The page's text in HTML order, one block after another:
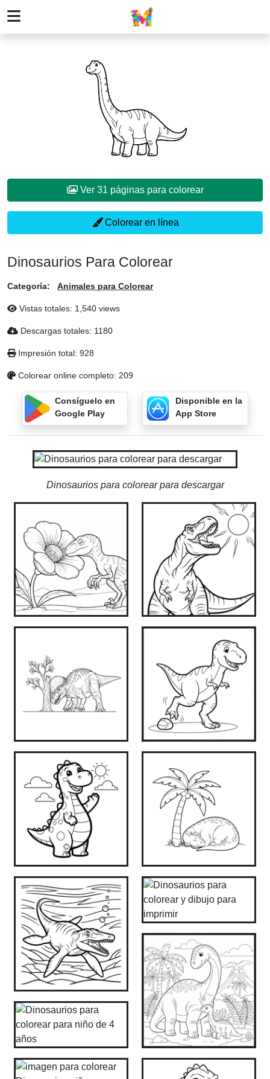
Ver 31 páginas para colorear
Colorear en línea
Dinosaurios Para Colorear
Categoría: Animales para Colorear
Vistas totales: 1,540 views
Descargas totales: 1180
Impresión total: 928
Colorear online completo: 209
Consíguelo en
Google Play
Disponible en la
App Store
Dinosaurios para colorear para descargar